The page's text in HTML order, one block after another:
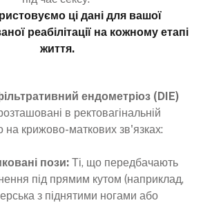
ці дані для вашої
реабілітації на кожному етапі
життя.
ендометріоз (DIE)
в ректовагінальній
на крижово-маткових зв'язках:
пози: Ті, що передбачають
під прямим кутом (наприклад,
з піднятими ногами або